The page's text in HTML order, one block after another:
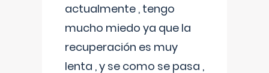
actualmente , tengo
mucho miedo ya que la
recuperación es muy
lenta , y se como se pasa ,